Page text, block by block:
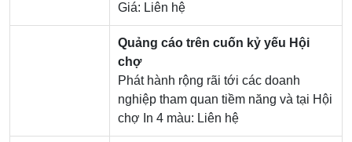
Giá: Liên hệ
Quảng cáo trên cuốn kỷ yếu Hội
chợ
Phát hành rộng rãi tới các doanh
nghiệp tham quan tiềm năng và tại Hội
chợ In 4 màu: Liên hệ